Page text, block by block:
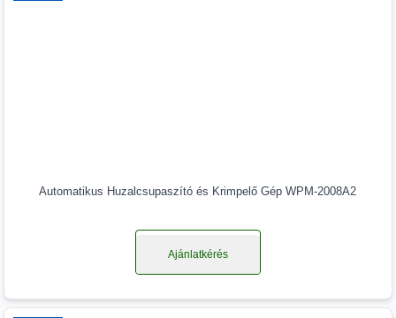
Automatikus Huzalcsupaszító és Krimpelő Gép WPM-2008A2
Ajánlatkérés